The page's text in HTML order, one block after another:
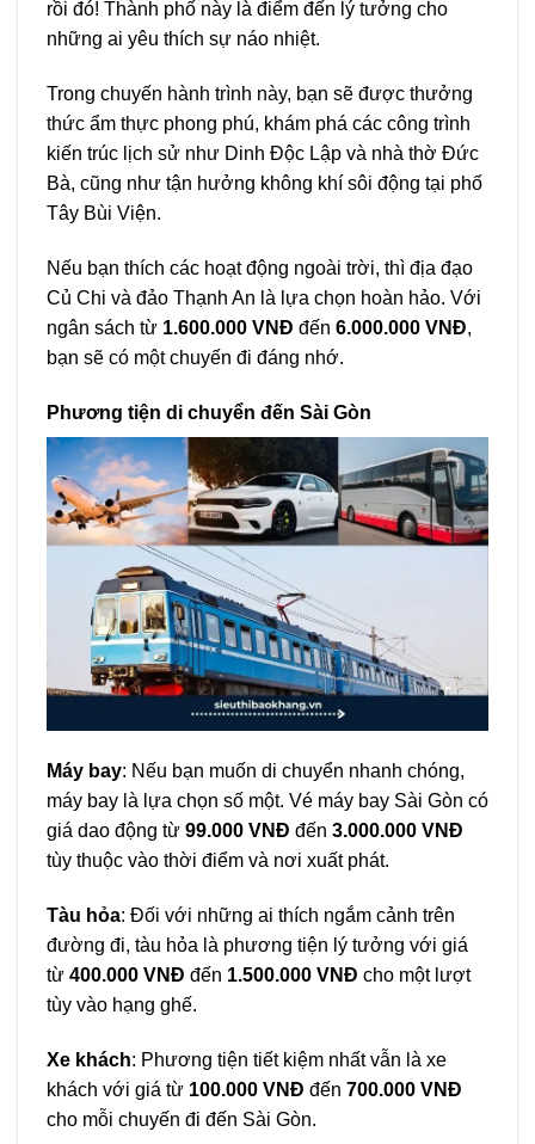
rồi đó! Thành phố này là điểm đến lý tưởng cho
những ai yêu thích sự náo nhiệt.
Trong chuyến hành trình này, bạn sẽ được thưởng
thức ẩm thực phong phú, khám phá các công trình
kiến trúc lịch sử như Dinh Độc Lập và nhà thờ Đức
Bà, cũng như tận hưởng không khí sôi động tại phố
Tây Bùi Viện.
Nếu bạn thích các hoạt động ngoài trời, thì địa đạo
Củ Chi và đảo Thạnh An là lựa chọn hoàn hảo. Với
ngân sách từ 1.600.000 VNĐ đến 6.000.000 VNĐ,
bạn sẽ có một chuyến đi đáng nhớ.
Phương tiện di chuyển đến Sài Gòn
Máy bay: Nếu bạn muốn di chuyển nhanh chóng,
máy bay là lựa chọn số một. Vé máy bay Sài Gòn có
giá dao động từ 99.000 VNĐ đến 3.000.000 VNĐ
tùy thuộc vào thời điểm và nơi xuất phát.
Tàu hỏa: Đối với những ai thích ngắm cảnh trên
đường đi, tàu hỏa là phương tiện lý tưởng với giá
từ 400.000 VNĐ đến 1.500.000 VNĐ cho một lượt
tùy vào hạng ghế.
Xe khách: Phương tiện tiết kiệm nhất vẫn là xe
khách với giá từ 100.000 VNĐ đến 700.000 VNĐ
cho mỗi chuyến đi đến Sài Gòn.